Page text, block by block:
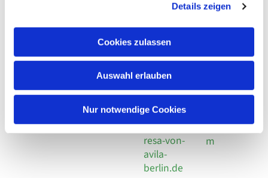
Details zeigen
Cookies zulassen
Auswahl erlauben
Nur notwendige Cookies
Kirchengemeinde Pfarrei
Hl. Theresa von Avila Berlin
Leitender Pfarrer - Norbert
Behaimstr. 39
Telefon
+49 30
924 64 28
Fax +49
30 924 54
18
E-Mail
info@the
resa-von-
avila-
berlin.de
Datensch
utz
Social
Impressu
m